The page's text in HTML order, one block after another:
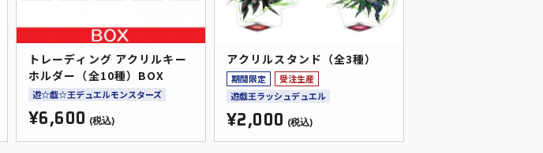
トレーディング アクリルキー
ホルダー（全10種）BOX
遊☆戯☆王デュエルモンスターズ
¥6,600 (税込)
アクリルスタンド（全3種）
期間限定
受注生産
遊戯王ラッシュデュエル
¥2,000 (税込)